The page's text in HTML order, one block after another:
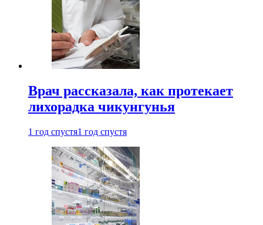
Врач рассказала, как протекает
лихорадка чикунгунья
1 год спустя1 год спустя